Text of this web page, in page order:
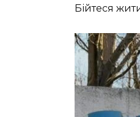
Бійтеся